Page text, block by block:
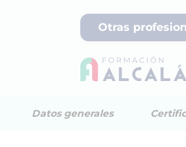
Otras
Datos generales